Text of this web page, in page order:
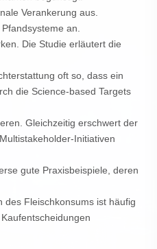
Verankerung aus.
an.
Die Studie erläutert die
oft so, dass ein
die Science-based Targets
Gleichzeitig erschwert der
Initiativen
gute Praxisbeispiele, deren
des Fleischkonsums ist häufig